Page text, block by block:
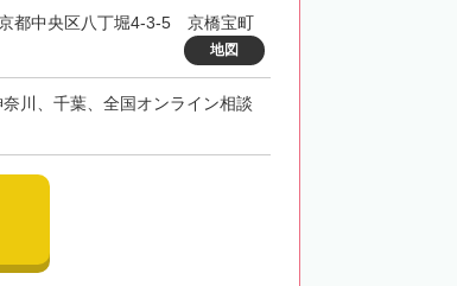
都中央区八丁堀4-3-5 京橋宝町
地図
川、千葉、全国オンライン相談